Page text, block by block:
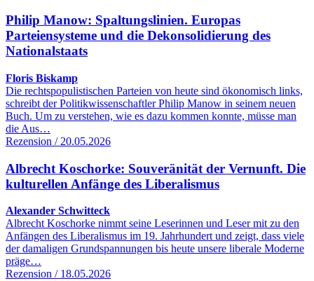
Philip Manow: Spaltungslinien. Europas
Parteiensysteme und die Dekonsolidierung des
Nationalstaats
Floris Biskamp
Die rechtspopulistischen Parteien von heute sind ökonomisch links,
schreibt der Politikwissenschaftler Philip Manow in seinem neuen
Buch. Um zu verstehen, wie es dazu kommen konnte, müsse man
die Aus…
Rezension / 20.05.2026
Albrecht Koschorke: Souveränität der Vernunft. Die
kulturellen Anfänge des Liberalismus
Alexander Schwitteck
Albrecht Koschorke nimmt seine Leserinnen und Leser mit zu den
Anfängen des Liberalismus im 19. Jahrhundert und zeigt, dass viele
der damaligen Grundspannungen bis heute unsere liberale Moderne
präge…
Rezension / 18.05.2026